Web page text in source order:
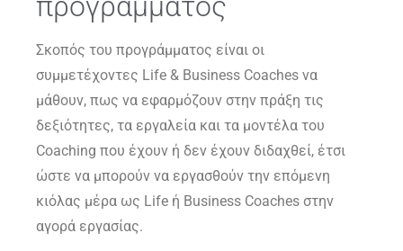
Σκοπός του προγράμματος είναι οι
συμμετέχοντες Life & Business Coaches να
μάθουν, πως να εφαρμόζουν στην πράξη τις
δεξιότητες, τα εργαλεία και τα μοντέλα του
Coaching που έχουν ή δεν έχουν διδαχθεί, έτσι
ώστε να μπορούν να εργασθούν την επόμενη
κιόλας μέρα ως Life ή Business Coaches στην
αγορά εργασίας.